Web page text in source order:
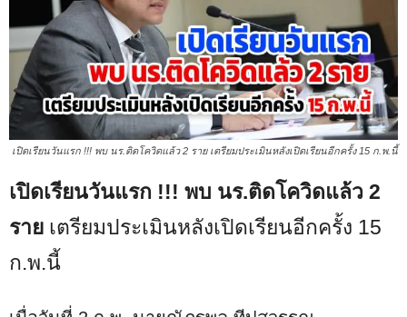
เปิดเรียนวันแรก !!! พบ นร.ติดโควิดแล้ว 2 ราย เตรียมประเมินหลังเปิดเรียนอีกครั้ง 15 ก.พ.นี้
เปิดเรียนวันแรก !!! พบ นร.ติดโควิดแล้ว 2
ราย เตรียมประเมินหลังเปิดเรียนอีกครั้ง 15
ก.พ.นี้